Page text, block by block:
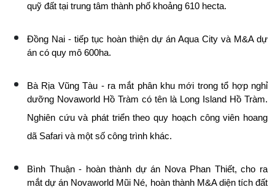
quỹ đất tại trung tâm thành phố khoảng 610 hecta.
Đồng Nai - tiếp tục hoàn thiện dự án Aqua City và M&A dự
án có quy mô 600ha.
Bà Rịa Vũng Tàu - ra mắt phân khu mới trong tổ hợp nghỉ
dưỡng Novaworld Hồ Tràm có tên là Long Island Hồ Tràm.
Nghiên cứu và phát triển theo quy hoạch công viên hoang
dã Safari và một số công trình khác.
Bình Thuận - hoàn thành dự án Nova Phan Thiết, cho ra
mắt dự án Novaworld Mũi Né, hoàn thành M&A diện tích đất